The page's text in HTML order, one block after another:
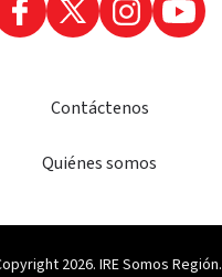
Contáctenos
Quiénes somos
2026. IRE Somos Región.